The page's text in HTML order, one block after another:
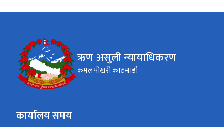
ऋण असुली न्यायाधिकरण
कमलपोखरी काठमाडौ
कार्यालय समय